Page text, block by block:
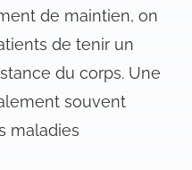
de maintien, on
de tenir un
du corps. Une
souvent
maladies